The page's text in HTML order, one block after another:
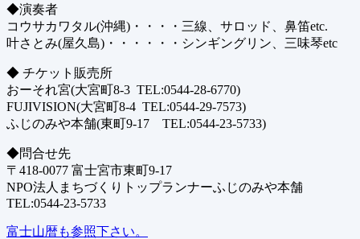
◆演奏者
コウサカワタル(沖縄)・・・・三線、サロッド、鼻笛etc.
叶さとみ(屋久島)・・・・・・シンギングリン、三味琴etc
◆ チケット販売所
おーそれ宮(大宮町8-3 TEL:0544-28-6770)
FUJIVISION(大宮町8-4 TEL:0544-29-7573)
ふじのみや本舗(東町9-17 TEL:0544-23-5733)
◆問合せ先
〒418-0077 富士宮市東町9-17
NPO法人まちづくりトップランナーふじのみや本舗
TEL:0544-23-5733
富士山暦も参照下さい。